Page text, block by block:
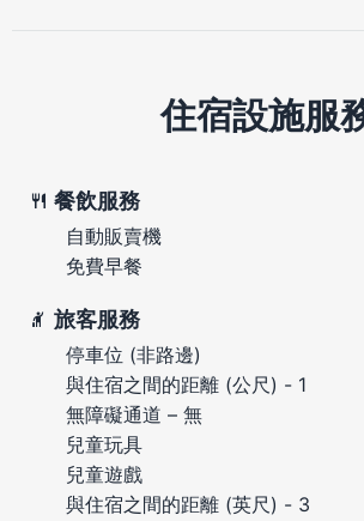
住宿設施服
餐飲服務
自動販賣機
免費早餐
旅客服務
停車位 (非路邊)
與住宿之間的距離 (公尺) - 1
無障礙通道 – 無
兒童玩具
兒童遊戲
與住宿之間的距離 (英尺) - 3